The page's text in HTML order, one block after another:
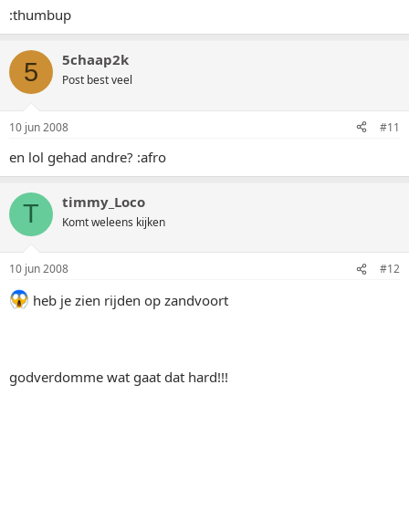
:thumbup
5 5chaap2k
Post best veel
10 jun 2008 #11
en lol gehad andre? :afro
T timmy_Loco
Komt weleens kijken
10 jun 2008 #12
heb je zien rijden op zandvoort
godverdomme wat gaat dat hard!!!